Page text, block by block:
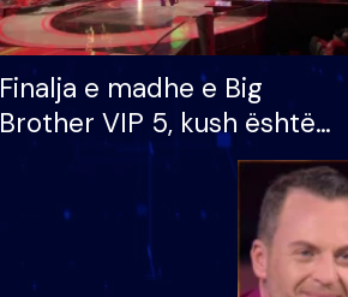
Finalja e madhe e Big
Brother VIP 5, kush është
banori i parë që lë shtëpinë
dhe humb mundësinë për
të fituar çmimin e madh